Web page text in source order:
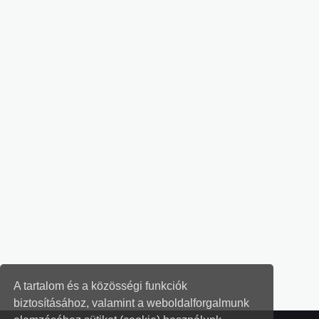
A tartalom és a közösségi funkciók
biztosításához, valamint a weboldalforgalmunk